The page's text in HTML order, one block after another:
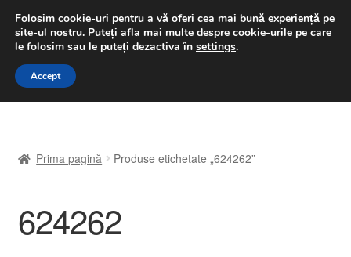
LIVRARE de la 33 lei
luni-vineri 9 a.m. - 4 p.m.031 229 6816
Sari
Sari
A lua legatura
Contul meu
Prima pagină Produse etichetate „624262”
624262
Folosim cookie-uri pentru a vă oferi cea mai bună experiență pe
site-ul nostru. Puteți afla mai multe despre cookie-urile pe care
le folosim sau le puteți dezactiva în settings.
Accept